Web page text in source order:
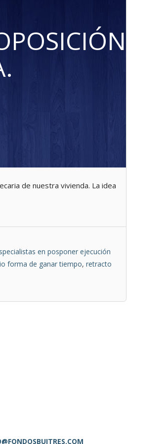
de nuestra vivienda. La idea
en posponer ejecución
forma de ganar tiempo, retracto